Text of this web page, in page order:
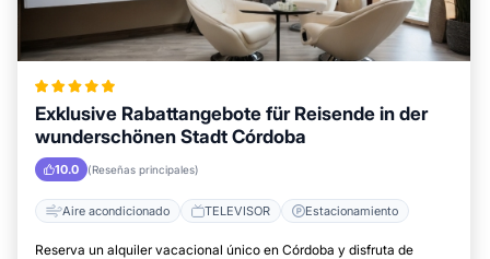
Exklusive Rabattangebote für Reisende in der
wunderschönen Stadt Córdoba
10.0 (Reseñas principales)
Aire acondicionado TELEVISOR Estacionamiento
Reserva un alquiler vacacional único en Córdoba y disfruta de